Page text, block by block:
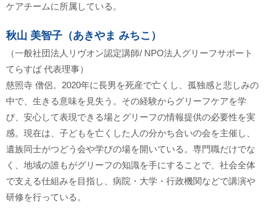
ケアチームに所属している。
秋山 美智子（あきやま みちこ）
（一般社団法人リヴオン認定講師/ NPO法人グリーフサポート
てらすば 代表理事）
慈照寺 僧侶。2020年に長男を死産で亡くし、孤独感と悲しみの
中で、生きる意味を見失う。その経験からグリーフケアを学
び、安心して表現できる場とグリーフの情報提供の必要性を実
感。現在は、子どもを亡くした人の分かち合いの会を主催し、
遺族同士がつどう会や学びの場を開いている。専門職だけでな
く、地域の誰もがグリーフの知識を手にすることで、社会全体
で支える仕組みを目指し、病院・大学・行政機関などで講演や
研修を行っている。